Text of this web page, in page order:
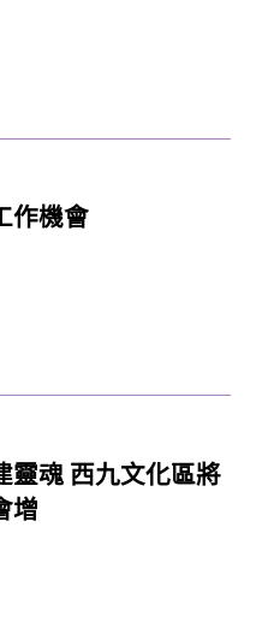
作機會
靈魂 西九文化區將
增